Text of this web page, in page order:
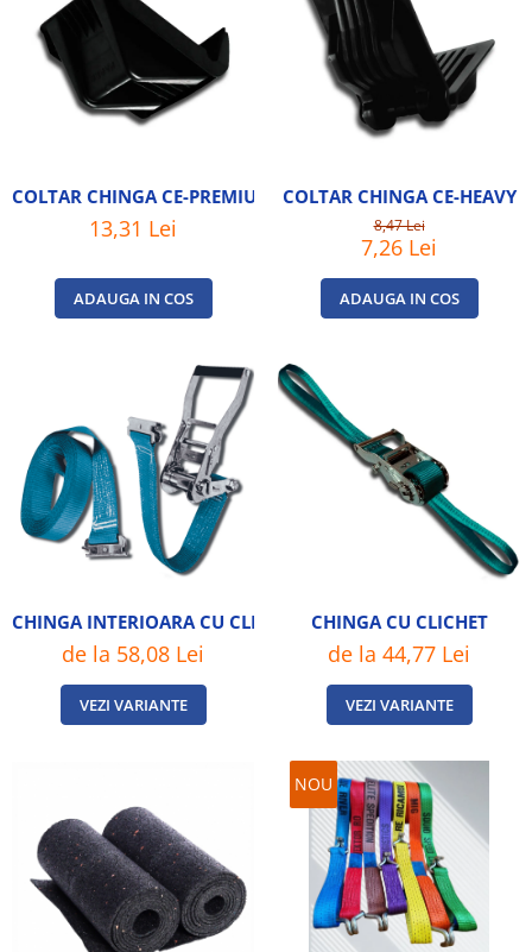
COLTAR CHINGA CE-PREMIUM
13,31 Lei
ADAUGA IN COS
COLTAR CHINGA CE-HEAVY
8,47 Lei
7,26 Lei
ADAUGA IN COS
CHINGA INTERIOARA CU CLICHET STANDARD
de la 58,08 Lei
VEZI VARIANTE
CHINGA CU CLICHET
de la 44,77 Lei
VEZI VARIANTE
NOU